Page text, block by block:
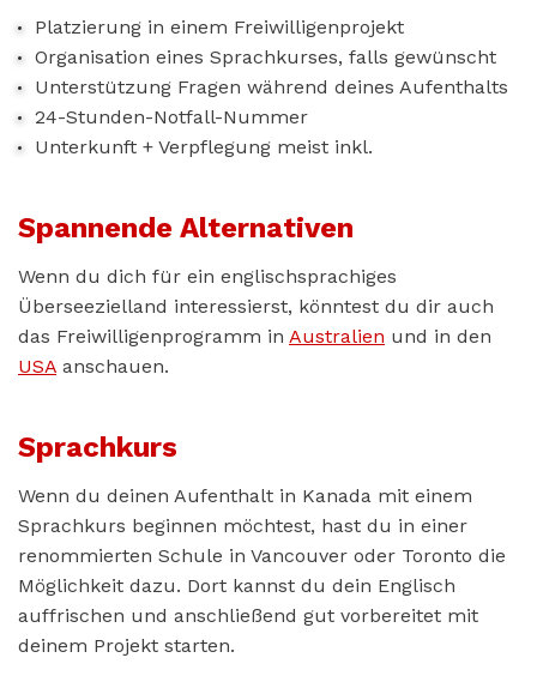
Platzierung in einem Freiwilligenprojekt
Organisation eines Sprachkurses, falls gewünscht
Unterstützung Fragen während deines Aufenthalts
24-Stunden-Notfall-Nummer
Unterkunft + Verpflegung meist inkl.
Spannende Alternativen
Wenn du dich für ein englischsprachiges
Überseezielland interessierst, könntest du dir auch
das Freiwilligenprogramm in Australien und in den
USA anschauen.
Sprachkurs
Wenn du deinen Aufenthalt in Kanada mit einem
Sprachkurs beginnen möchtest, hast du in einer
renommierten Schule in Vancouver oder Toronto die
Möglichkeit dazu. Dort kannst du dein Englisch
auffrischen und anschließend gut vorbereitet mit
deinem Projekt starten.